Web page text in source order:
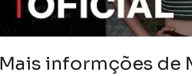
Mais informções de